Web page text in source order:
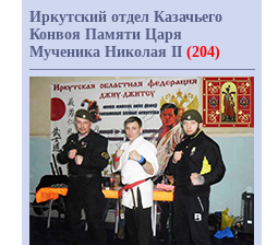
Иркутский отдел Казачьего
Конвоя Памяти Царя
Мученика Николая II (204)